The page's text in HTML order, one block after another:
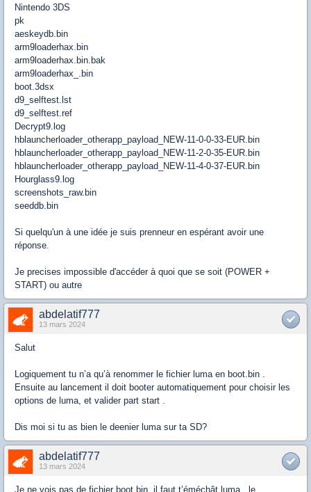
Nintendo 3DS
pk
aeskeydb.bin
arm9loaderhax.bin
arm9loaderhax.bin.bak
arm9loaderhax_.bin
boot.3dsx
d9_selftest.lst
d9_selftest.ref
Decrypt9.log
hblauncherloader_otherapp_payload_NEW-11-0-0-33-EUR.bin
hblauncherloader_otherapp_payload_NEW-11-2-0-35-EUR.bin
hblauncherloader_otherapp_payload_NEW-11-4-0-37-EUR.bin
Hourglass9.log
screenshots_raw.bin
seeddb.bin
Si quelqu'un à une idée je suis prenneur en espérant avoir une
réponse.
Je precises impossible d'accéder à quoi que se soit (POWER +
START) ou autre
abdelatif777
13 mars 2024
Salut
Logiquement tu n’a qu’à renommer le fichier luma en boot.bin .
Ensuite au lancement il doit booter automatiquement pour choisir les
options de luma, et valider part start .
Dis moi si tu as bien le deenier luma sur ta SD?
abdelatif777
13 mars 2024
Je ne vois pas de fichier boot.bin, il faut t’éméchât luma , le